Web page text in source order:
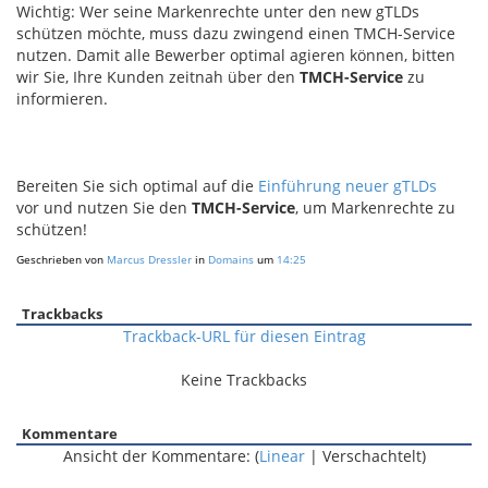
Wichtig: Wer seine Markenrechte unter den new gTLDs
schützen möchte, muss dazu zwingend einen TMCH-Service
nutzen. Damit alle Bewerber optimal agieren können, bitten
wir Sie, Ihre Kunden zeitnah über den TMCH-Service zu
informieren.
Bereiten Sie sich optimal auf die Einführung neuer gTLDs
vor und nutzen Sie den TMCH-Service, um Markenrechte zu
schützen!
Geschrieben von Marcus Dressler in Domains um 14:25
Trackbacks
Trackback-URL für diesen Eintrag
Keine Trackbacks
Kommentare
Ansicht der Kommentare: (Linear| Verschachtelt)